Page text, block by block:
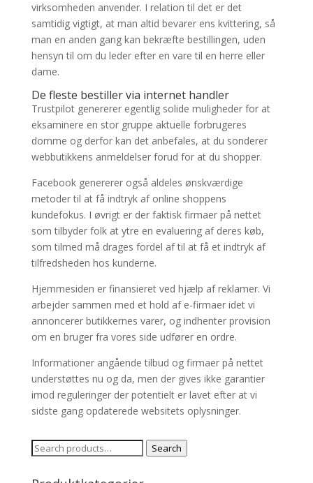
virksomheden anvender. I relation til det er det
samtidig vigtigt, at man altid bevarer ens kvittering, så
man en anden gang kan bekræfte bestillingen, uden
hensyn til om du leder efter en vare til en herre eller
dame.
De fleste bestiller via internet handler
Trustpilot genererer egentlig solide muligheder for at
eksaminere en stor gruppe aktuelle forbrugeres
domme og derfor kan det anbefales, at du sonderer
webbutikkens anmeldelser forud for at du shopper.
Facebook genererer også aldeles ønskværdige
metoder til at få indtryk af online shoppens
kundefokus. I øvrigt er der faktisk firmaer på nettet
som tilbyder folk at ytre en evaluering af deres køb,
som tilmed må drages fordel af til at få et indtryk af
tilfredsheden hos kunderne.
Hjemmesiden er finansieret ved hjælp af reklamer. Vi
arbejder sammen med et hold af e-firmaer idet vi
annoncerer butikkernes varer, og indhenter provision
om en bruger fra vores side udfører en ordre.
Informationer angående tilbud og firmaer på nettet
understøttes nu og da, men der gives ikke garantier
imod reguleringer der potentielt er lavet efter at vi
sidste gang opdaterede websitets oplysninger.
Search
Search